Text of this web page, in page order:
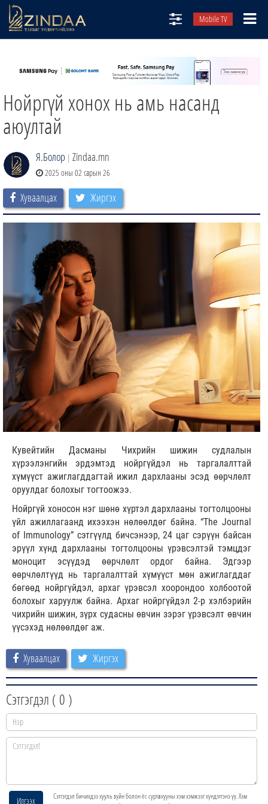
Mobile TV
ТВ8
ӨГЛӨӨНИЙ СОНИН
АУДИО ЗОХИОЛ
ЗИНДАА СЭТГҮҮЛ
Нойргүй хонох нь амь насанд
аюултай
Я.Болор | Zindaa.mn
2025 оны 02 сарын 26
Хуваалцах Жиргэх
Кувейтийн Дасманы Чихрийн шижин судлалын
хүрээлэнгийн эрдэмтэд нойргүйдэл нь таргалалттай
хүмүүст ажиглагддагтай ижил дархлааны эсэд өөрчлөлт
оруулдаг болохыг тогтоожээ.
Нойргүй хоносон нэг шөнө хүртэл дархлааны тогтолцооны
үйл ажиллагаанд ихээхэн нөлөөлдөг байна. “The Journal
of Immunology” сэтгүүлд бичсэнээр, 24 цаг сэрүүн байсан
эрүүл хүнд дархлааны тогтолцооны үрэвсэлтэй тэмцдэг
моноцит эсүүдэд өөрчлөлт ордог байна. Эдгээр
өөрчлөлтүүд нь таргалалттай хүмүүст мөн ажиглагддаг
бөгөөд нойргүйдэл, архаг үрэвсэл хоорондоо холбоотой
болохыг харуулж байна. Архаг нойргүйдэл 2-р хэлбэрийн
чихрийн шижин, зүрх судасны өвчин зэрэг үрэвсэлт өвчин
үүсэхэд нөлөөлдөг аж.
Хуваалцах Жиргэх
Сэтгэгдэл ( 0 )
Илгээх
Сэтгэгдэл бичихдээ хууль зүйн болон ёс суртахууны хэм хэмжээг хүндэтгэнэ үү. Хэм